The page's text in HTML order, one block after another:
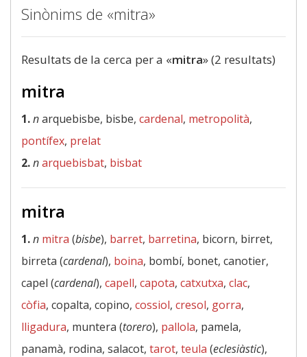
Sinònims de «mitra»
Resultats de la cerca per a «mitra» (2 resultats)
mitra
1.narquebisbe, bisbe, cardenal, metropolità,
pontífex, prelat
2.narquebisbat, bisbat
mitra
1.n mitra (bisbe), barret, barretina, bicorn, birret,
birreta (cardenal), boina, bombí, bonet, canotier,
capel (cardenal), capell, capota, catxutxa, clac,
còfia, copalta, copino, cossiol, cresol, gorra,
lligadura, muntera (torero), pallola, pamela,
panamà, rodina, salacot, tarot, teula (eclesiàstic),